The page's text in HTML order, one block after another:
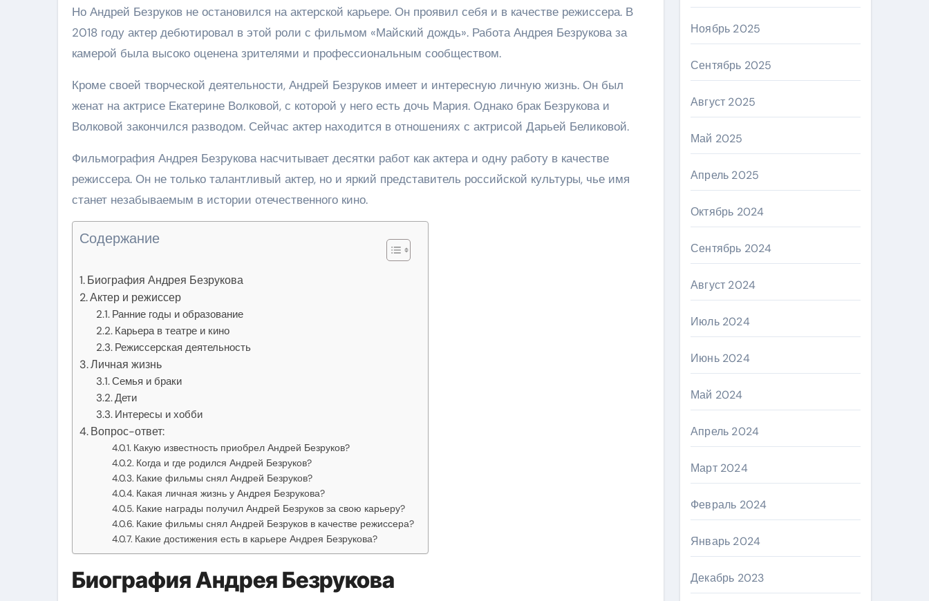
Но Андрей Безруков не остановился на актерской карьере. Он проявил себя и в качестве режиссера. В
2018 году актер дебютировал в этой роли с фильмом «Майский дождь». Работа Андрея Безрукова за
камерой была высоко оценена зрителями и профессиональным сообществом.
Кроме своей творческой деятельности, Андрей Безруков имеет и интересную личную жизнь. Он был
женат на актрисе Екатерине Волковой, с которой у него есть дочь Мария. Однако брак Безрукова и
Волковой закончился разводом. Сейчас актер находится в отношениях с актрисой Дарьей Беликовой.
Фильмография Андрея Безрукова насчитывает десятки работ как актера и одну работу в качестве
режиссера. Он не только талантливый актер, но и яркий представитель российской культуры, чье имя
станет незабываемым в истории отечественного кино.
Содержание
Биография Андрея Безрукова
Актер и режиссер
Ранние годы и образование
Карьера в театре и кино
Режиссерская деятельность
Личная жизнь
Семья и браки
Дети
Интересы и хобби
Вопрос-ответ:
Какую известность приобрел Андрей Безруков?
Когда и где родился Андрей Безруков?
Какие фильмы снял Андрей Безруков?
Какая личная жизнь у Андрея Безрукова?
Какие награды получил Андрей Безруков за свою карьеру?
Какие фильмы снял Андрей Безруков в качестве режиссера?
Какие достижения есть в карьере Андрея Безрукова?
Биография Андрея Безрукова
Ноябрь 2025
Сентябрь 2025
Август 2025
Май 2025
Апрель 2025
Октябрь 2024
Сентябрь 2024
Август 2024
Июль 2024
Июнь 2024
Май 2024
Апрель 2024
Март 2024
Февраль 2024
Январь 2024
Декабрь 2023